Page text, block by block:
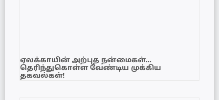
ஏலக்காயின் அற்புத நன்மைகள்…
தெரிந்துகொள்ள வேண்டிய முக்கிய
தகவல்கள்!